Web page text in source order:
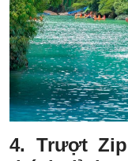
4. Trượt